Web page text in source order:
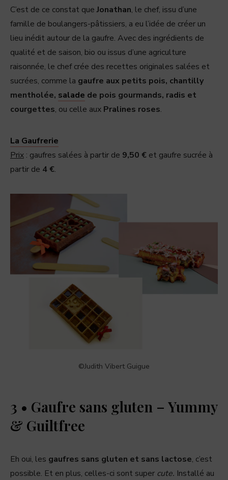
C’est de ce constat queJonathan, le chef, issu d’une
famille de boulangers-pâtissiers, a eu l’idée de créer un
lieu inédit autour de la gaufre. Avec des ingrédients de
qualité et de saison, bio ou issus d’une agriculture
raisonnée, le chef crée des recettes originales salées et
sucrées, comme la gaufre aux petits pois, chantilly
mentholée, salade de pois gourmands, radis et
courgettes, ou celle aux Pralines roses.
La Gaufrerie
Prix : gaufres salées à partir de 9,50 € et gaufre sucrée à
partir de 4 €.
©Judith Vibert Guigue
3 • Gaufre sans gluten – Yummy
& Guiltfree
Eh oui, les gaufres sans gluten et sans lactose, c’est
possible. Et en plus, celles-ci sont super cute. Installé au